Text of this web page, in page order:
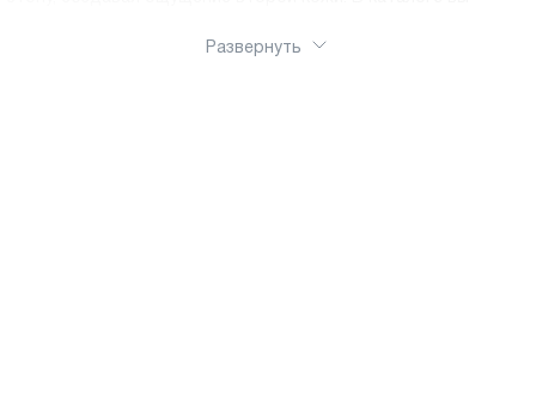
прогулок, повседневной носки. Классические однотонные
Развернуть